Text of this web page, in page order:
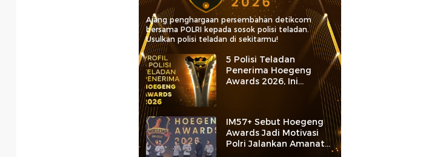
Ajang penghargaan persembahan detikcom
bersama POLRI kepada sosok polisi teladan.
Usulkan polisi teladan di sekitarmu!
5 Polisi Teladan
Penerima Hoegeng
Awards 2026, Ini
Kategori dan Kiprahnya
IM57+ Sebut Hoegeng
Awards Jadi Motivasi
Polri Jalankan Amanat